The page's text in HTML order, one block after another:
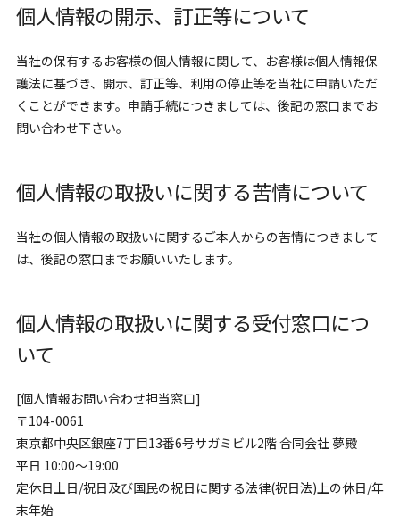
個人情報の開示、訂正等について
当社の保有するお客様の個人情報に関して、お客様は個人情報保
護法に基づき、開示、訂正等、利用の停止等を当社に申請いただ
くことができます。申請手続につきましては、後記の窓口までお
問い合わせ下さい。
個人情報の取扱いに関する苦情について
当社の個人情報の取扱いに関するご本人からの苦情につきまして
は、後記の窓口までお願いいたします。
個人情報の取扱いに関する受付窓口につ
いて
[個人情報お問い合わせ担当窓口]
〒104-0061
東京都中央区銀座7丁目13番6号サガミビル2階 合同会社 夢殿
平日 10:00～19:00
定休日土日/祝日及び国民の祝日に関する法律(祝日法)上の休日/年
末年始